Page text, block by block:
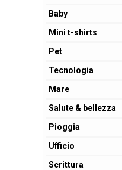
Baby
Mini t-shirts
Pet
Tecnologia
Mare
Salute & bellezza
Pioggia
Ufficio
Scrittura